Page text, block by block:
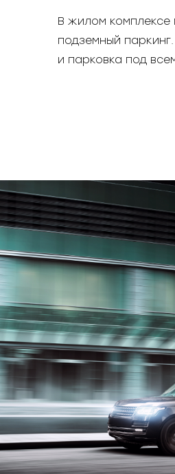
В жилом комплексе
подземный
и парковка под